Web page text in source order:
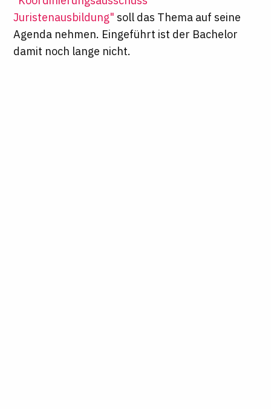
Juristenausbildung" soll das Thema auf seine
Agenda nehmen. Eingeführt ist der Bachelor
damit noch lange nicht.